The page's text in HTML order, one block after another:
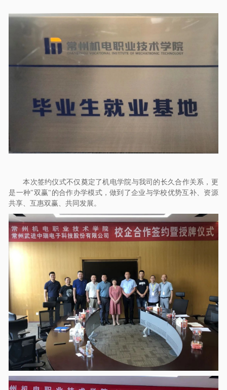
本次签约仪式不仅奠定了机电学院与我司的长久合作关系，更
是一种"双赢"的合作办学模式，做到了企业与学校优势互补、资源
共享、互惠双赢、共同发展。